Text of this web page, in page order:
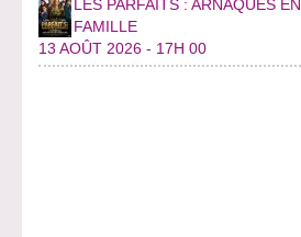
LES PARFAITS : ARNAQUES EN
FAMILLE
13 AOÛT 2026 - 17H 00